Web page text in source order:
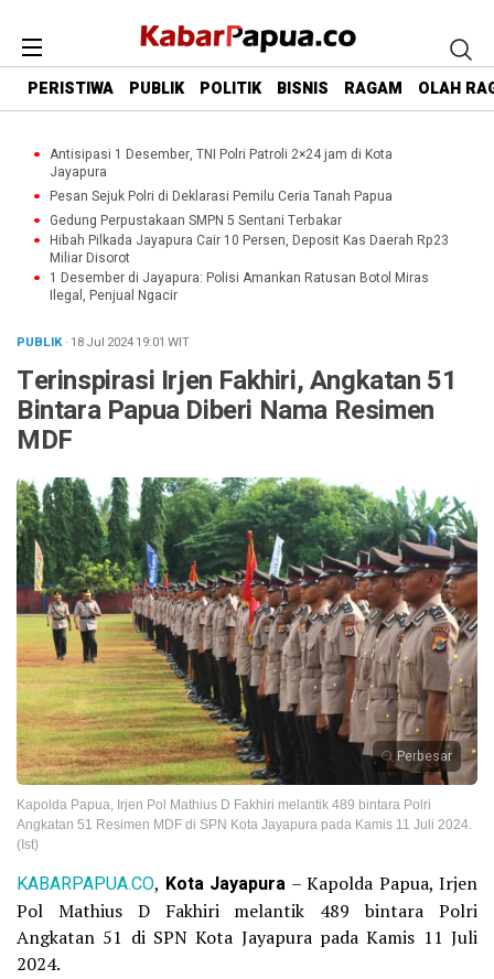
PERISTIWA PUBLIK POLITIK BISNIS RAGAM OLAH
Antisipasi 1 Desember, TNI Polri Patroli 2×24 jam di Kota
Jayapura
Pesan Sejuk Polri di Deklarasi Pemilu Ceria Tanah Papua
Gedung Perpustakaan SMPN 5 Sentani Terbakar
Hibah Pilkada Jayapura Cair 10 Persen, Deposit Kas Daerah Rp23
Miliar Disorot
1 Desember di Jayapura: Polisi Amankan Ratusan Botol Miras
Ilegal, Penjual Ngacir
PUBLIK· 18 Jul 202419:01 WIT
Terinspirasi Irjen Fakhiri, Angkatan 51
Bintara Papua Diberi Nama Resimen
MDF
Perbesar
Kapolda Papua, Irjen Pol Mathius D Fakhiri melantik 489 bintara Polri
Angkatan 51 Resimen MDF di SPN Kota Jayapura pada Kamis 11 Juli 2024.
(Ist)
KABARPAPUA.CO, Kota Jayapura – Kapolda Papua, Irjen
Pol Mathius D Fakhiri melantik 489 bintara Polri
Angkatan 51 di SPN Kota Jayapura pada Kamis 11 Juli
2024.